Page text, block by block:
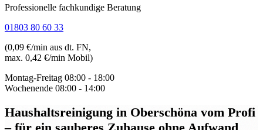
Professionelle fachkundige Beratung
01803 80 60 33
(0,09 €/min aus dt. FN,
max. 0,42 €/min Mobil)
Montag-Freitag 08:00 - 18:00
Wochenende 08:00 - 14:00
Haushaltsreinigung in Oberschöna vom Profi